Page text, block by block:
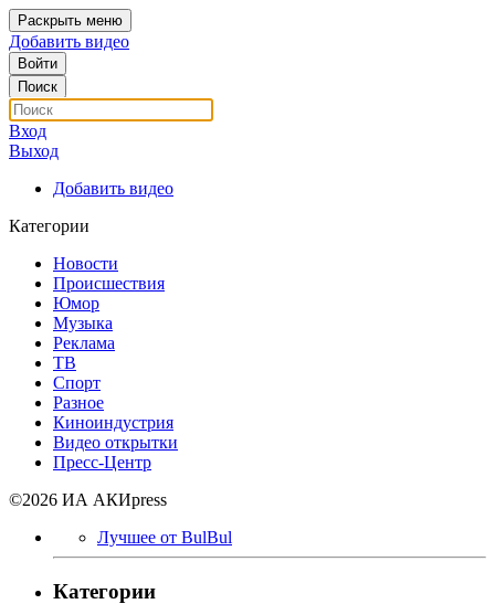
Раскрыть меню
Добавить видео
Войти
Поиск
Вход
Выход
Добавить видео
Категории
Новости
Происшествия
Юмор
Музыка
Реклама
ТВ
Спорт
Разное
Киноиндустрия
Видео открытки
Пресс-Центр
©2026 ИА АКИpress
Лучшее от BulBul
Категории